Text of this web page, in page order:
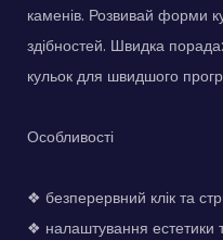
каменів. Розвивай форми
здібностей. Швидка
кульок для швидшого
Особливості
❖ безперервний клік та
❖ налаштування естетики